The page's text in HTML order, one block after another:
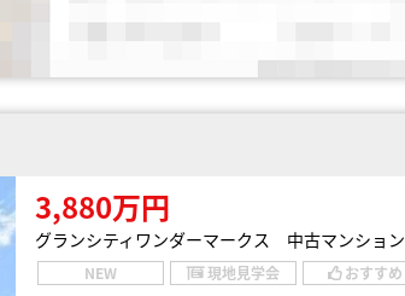
3,880万円
グランシティワンダーマークス 中古マンション
NEW 現地見学会 おすすめ